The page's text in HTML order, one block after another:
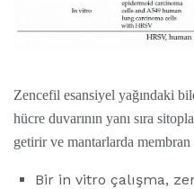
Zencefil esansiyel yağındaki
hücre duvarının yanı sıra
getirir ve mantarlarda
Bir in vitro çalışma,